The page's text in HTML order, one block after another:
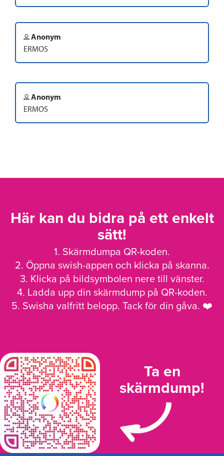
Anonym
ERMOS
Anonym
ERMOS
Här kan du bidra på ett enkelt
sätt!
1. Skärmdumpa QR-koden.
2. Öppna swish-appen och klicka på skanna.
3. Klicka på bildsymbolen nere till vänster.
4. Ladda upp din skärmdump på QR-koden.
5. Swisha valfritt belopp. Tack för din gåva. ❤️
Ta en
skärmdump!